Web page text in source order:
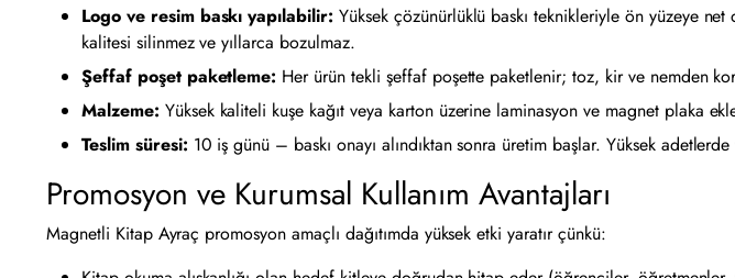
Logo ve resim baskı yapılabilir: Yüksek çözünürlüklü baskı teknikleriyle ön yüzeye
kalitesi silinmez ve yıllarca bozulmaz.
Şeffaf poşet paketleme: Her ürün tekli şeffaf poşette paketlenir; toz, kir ve nemden
Malzeme: Yüksek kaliteli kuşe kağıt veya karton üzerine laminasyon ve magnet plaka
Teslim süresi: 10 iş günü – baskı onayı alındıktan sonra üretim başlar. Yüksek
Promosyon ve Kurumsal Kullanım Avantajları
Magnetli Kitap Ayraç promosyon amaçlı dağıtımda yüksek etki yaratır çünkü: